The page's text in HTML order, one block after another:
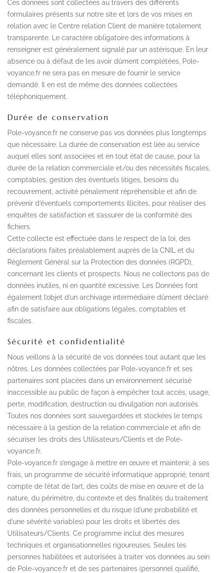
Ces données sont collectées au travers des différents
formulaires présents sur notre site et lors de vos mises en
relation avec le Centre relation Client de manière totalement
transparente. Le caractère obligatoire des informations à
renseigner est généralement signalé par un astérisque. En leur
absence ou à défaut de les avoir dûment complétées, Pole-
voyance.fr ne sera pas en mesure de fournir le service
demandé. Il en est de même des données collectées
téléphoniquement.
Durée de conservation
Pole-voyance.fr ne conserve pas vos données plus longtemps
que nécessaire. La durée de conservation est liée au service
auquel elles sont associées et en tout état de cause, pour la
durée de la relation commerciale et/ou des nécessités fiscales,
comptables, gestion des éventuels litiges, besoins du
recouvrement, activité pénalement répréhensible et afin de
prévenir d’éventuels comportements illicites, pour réaliser des
enquêtes de satisfaction et s’assurer de la conformité des
fichiers.
Cette collecte est effectuée dans le respect de la loi, des
déclarations faites préalablement auprès de la CNIL et du
Règlement Général sur la Protection des données (RGPD),
concernant les clients et prospects. Nous ne collectons pas de
données inutiles, ni en quantité excessive. Les Données font
également l’objet d’un archivage intermédiaire dûment déclaré
afin de satisfaire aux obligations légales, comptables et
fiscales.
Sécurité et confidentialité
Nous veillons à la sécurité de vos données tout autant que les
nôtres. Les données collectées par Pole-voyance.fr et ses
partenaires sont placées dans un environnement sécurisé
inaccessible au public de façon à empêcher tout accès, usage,
perte, modification, destruction ou divulgation non autorisés.
Toutes nos données sont sauvegardées et stockées le temps
nécessaire à la gestion de la relation commerciale et afin de
sécuriser les droits des Utilisateurs/Clients et de Pole-
voyance.fr.
Pole-voyance.fr s’engage à mettre en œuvre et maintenir, à ses
frais, un programme de sécurité informatique approprié, tenant
compte de l’état de l’art, des coûts de mise en œuvre et de la
nature, du périmètre, du contexte et des finalités du traitement
des données personnelles et du risque (d’une probabilité et
d’une sévérité variables) pour les droits et libertés des
Utilisateurs/Clients. Ce programme inclut des mesures
techniques et organisationnelles rigoureuses. Seules les
personnes habilitées et autorisées à traiter vos données au sein
de Pole-voyance.fr et de ses partenaires (personnel qualifié,